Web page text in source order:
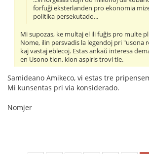
forfuĝi eksterlanden pro ekonomia
politika persekutado...
Mi supozas, ke multaj el ili fuĝis pro multe
Nome, ilin persvadis la legendoj pri "usona
kaj vastaj eblecoj. Estas ankaŭ interesa
en Usono tion, kion aspiris trovi tie.
Samideano Amikeco, vi estas tre
Mi kunsentas pri via konsiderado.
Nomjer